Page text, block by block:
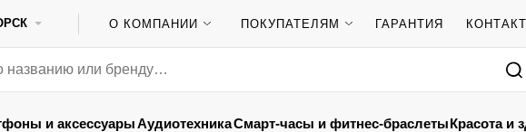
О КОМПАНИИ ПОКУПАТЕЛЯМ ГАРАНТИЯ
и аксессуарыАудиотехникаСмарт-часы и фитнес-браслетыКрасота и